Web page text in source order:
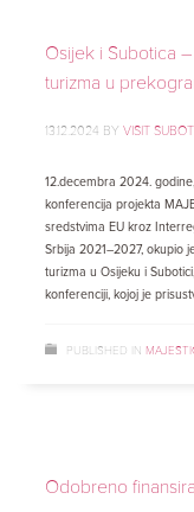
Osijek i Subotica
turizma u
13.12.2024 BY VISIT
12.decembra 2024.
konferencija projekta
sredstvima EU kroz
Srbija 2021–2027, okupio
turizma u Osijeku i
konferenciji, kojoj je
PUBLISHED IN
Odobreno